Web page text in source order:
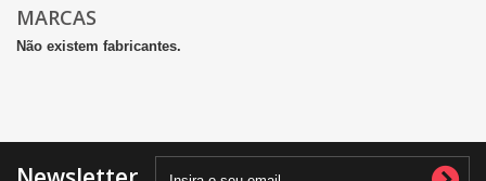
MARCAS
Não existem fabricantes.